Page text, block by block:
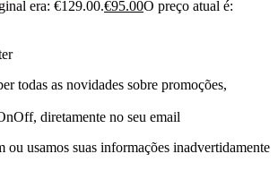
era: €129.00.€95.00O preço atual é:
todas as novidades sobre promoções,
diretamente no seu email
ou usamos suas informações inadvertidamente